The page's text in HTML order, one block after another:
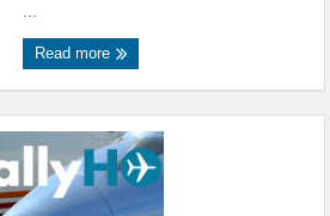
...
Read more